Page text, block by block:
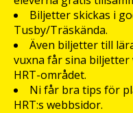
Biljetter skickas i
Tusby/Träskända.
Även biljetter till
vuxna får sina
HRT-området.
Ni får bra tips för
HRT:s webbsidor.